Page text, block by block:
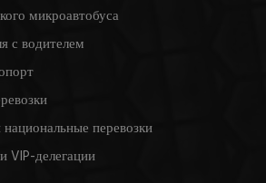
микроавтобуса
с водителем
перевозки
VIP-делегации